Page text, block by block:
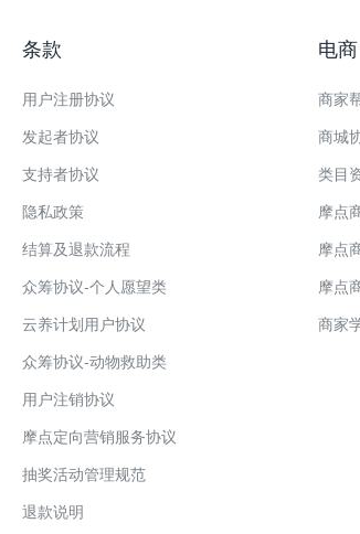
条款
用户注册协议
发起者协议
支持者协议
隐私政策
结算及退款流程
众筹协议-个人愿望类
云养计划用户协议
众筹协议-动物救助类
用户注销协议
摩点定向营销服务协议
抽奖活动管理规范
退款说明
电商
商家
商城
类目
摩点
摩点
摩点
商家